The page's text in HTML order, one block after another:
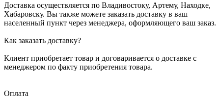
Доставка осуществляется по Владивостоку, Артему, Находке,
Хабаровску. Вы также можете заказать доставку в ваш
населенный пункт через менеджера, оформляющего ваш заказ.
Как заказать доставку?
Клиент приобретает товар и договаривается о доставке с
менеджером по факту приобретения товара.
Оплата